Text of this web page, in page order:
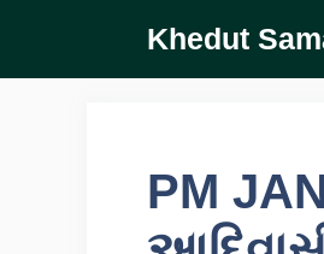
content
Khedut
PM